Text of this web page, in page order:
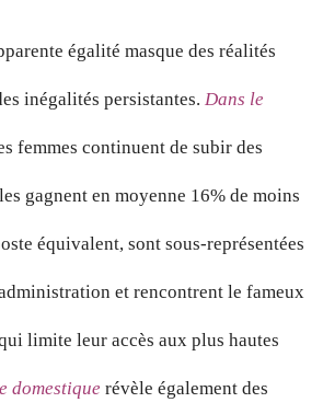
égalité masque des réalités
inégalités persistantes. Dans le
femmes continuent de subir des
gagnent en moyenne 16% de moins
équivalent, sont sous-représentées
et rencontrent le fameux
limite leur accès aux plus hautes
domestique révèle également des